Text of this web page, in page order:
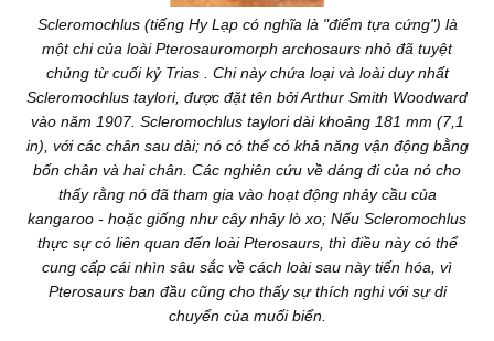
Scleromochlus (tiếng Hy Lạp có nghĩa là "điểm tựa cứng") là
một chi của loài Pterosauromorph archosaurs nhỏ đã tuyệt
chủng từ cuối kỷ Trias . Chi này chứa loại và loài duy nhất
Scleromochlus taylori, được đặt tên bởi Arthur Smith Woodward
vào năm 1907. Scleromochlus taylori dài khoảng 181 mm (7,1
in), với các chân sau dài; nó có thể có khả năng vận động bằng
bốn chân và hai chân. Các nghiên cứu về dáng đi của nó cho
thấy rằng nó đã tham gia vào hoạt động nhảy cầu của
kangaroo - hoặc giống như cây nhảy lò xo; Nếu Scleromochlus
thực sự có liên quan đến loài Pterosaurs, thì điều này có thể
cung cấp cái nhìn sâu sắc về cách loài sau này tiến hóa, vì
Pterosaurs ban đầu cũng cho thấy sự thích nghi với sự di
chuyển của muối biển.